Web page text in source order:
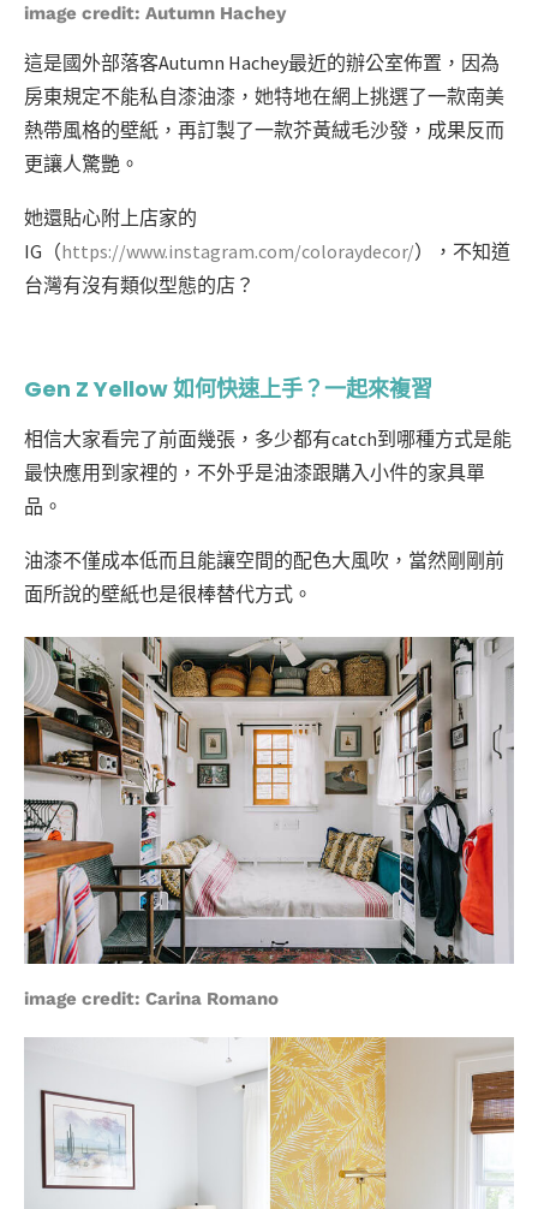
image credit: Autumn Hachey
這是國外部落客Autumn Hachey最近的辦公室佈置，因為
房東規定不能私自漆油漆，她特地在網上挑選了一款南美
熱帶風格的壁紙，再訂製了一款芥黃絨毛沙發，成果反而
更讓人驚艷。
她還貼心附上店家的
IG（https://www.instagram.com/coloraydecor/），不知道
台灣有沒有類似型態的店？
Gen Z Yellow 如何快速上手？一起來複習
相信大家看完了前面幾張，多少都有catch到哪種方式是能
最快應用到家裡的，不外乎是油漆跟購入小件的家具單
品。
油漆不僅成本低而且能讓空間的配色大風吹，當然剛剛前
面所說的壁紙也是很棒替代方式。
image credit: Carina Romano